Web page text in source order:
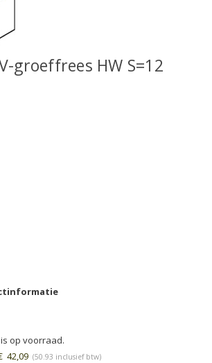
groeffrees HW S=12
42,09 (50.93 inclusief btw)